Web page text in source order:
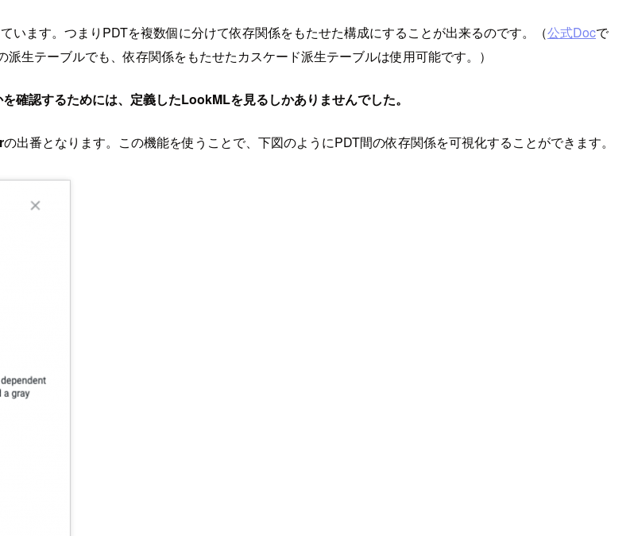
ます。つまりPDTを複数個に分けて依存関係をもたせた構成にすることが出来るのです。（公式Docで
生テーブルでも、依存関係をもたせたカスケード派生テーブルは使用可能です。）
確認するためには、定義したLookMLを見るしかありませんでした。
の出番となります。この機能を使うことで、下図のようにPDT間の依存関係を可視化することができます。